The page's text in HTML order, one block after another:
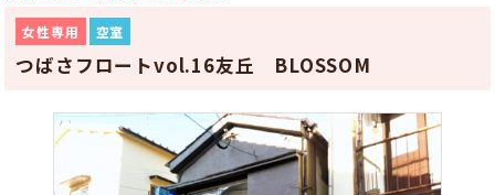
女性専用 空室
つばさフロートvol.16友丘 BLOSSOM